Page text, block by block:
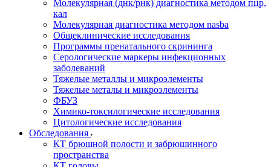
Молекулярная (днк/рнк) диагностика методом пцр,
кал
Молекулярная диагностика методом nasba
Общеклинические исследования
Программы пренатального скрининга
Серологические маркеры инфекционных
заболеваний
Тяжелые металлы и микроэлементы
Тяжелые металы и микроэлементы
ФБУЗ
Химико-токсилогические исследования
Цитологические исследования
Обследования
КТ брюшной полости и забрюшинного
пространства